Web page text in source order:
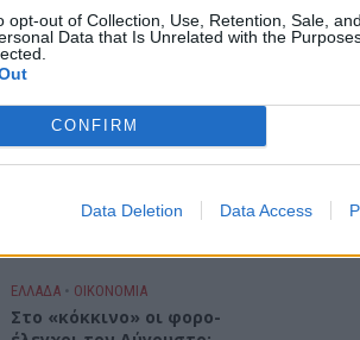
opt-out of Collection, Use, Retention, Sale,
Data that Is Unrelated with the
CONFIRM
Data Deletion Data Access
ΕΛΛΑΔΑ
Νέα ταυτότητα: Ποιους
φορείς πρέπει να
ενημερώσετε μετά την
εκδόσή της
ΕΛΛΑΔΑ • ΟΙΚΟΝΟΜΙΑ
τις καταθέσεις μας
ΕΛΛΑΔΑ • ΟΙΚΟΝΟΜΙΑ
Στο «κόκκινο» οι φορο-